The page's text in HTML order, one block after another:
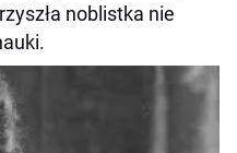
noblistka nie